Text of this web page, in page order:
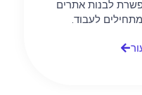
לבנות אתרים
לעבוד.